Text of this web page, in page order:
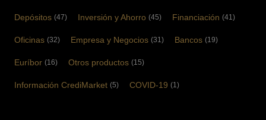
Depósitos (47) Inversión y Ahorro (45) Financiación (41)
Oficinas (32) Empresa y Negocios (31) Bancos (19)
Euríbor (16) Otros productos (15)
Información CrediMarket (5) COVID-19 (1)